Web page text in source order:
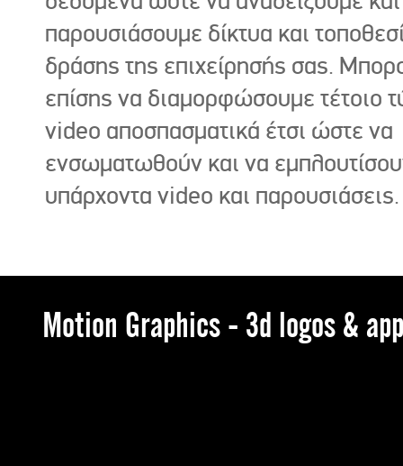
παρουσιάσουμε δίκτυα και
δράσης της επιχείρησής σας.
επίσης να διαμορφώσουμε τέτοιο
video αποσπασματικά έτσι ώστε να
ενσωματωθούν και να
υπάρχοντα video και παρουσιάσεις.
Motion Graphics - 3d logos &